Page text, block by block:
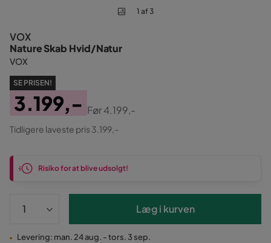
1 af 3
VOX
Nature Skab Hvid/Natur
VOX
SE PRISEN!
Pris
3.199,-
Original
Pris
Før4.199,-
Tidligere laveste pris 3.199,-
Risiko for at blive udsolgt!
Læg i kurven
Levering: man. 24 aug. - tors. 3 sep.